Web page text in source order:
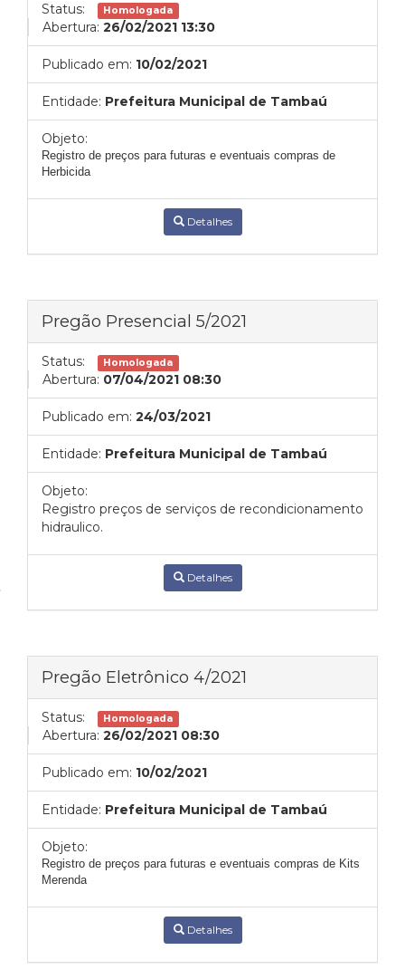
Status: Homologada
Abertura: 26/02/2021 13:30
Publicado em: 10/02/2021
Entidade: Prefeitura Municipal de Tambaú
Objeto:
Registro de preços para futuras e eventuais compras de
Herbicida
Detalhes
Pregão Presencial 5/2021
Status: Homologada
Abertura: 07/04/2021 08:30
Publicado em: 24/03/2021
Entidade: Prefeitura Municipal de Tambaú
Objeto:
Registro preços de serviços de recondicionamento
hidraulico.
Detalhes
Pregão Eletrônico 4/2021
Status: Homologada
Abertura: 26/02/2021 08:30
Publicado em: 10/02/2021
Entidade: Prefeitura Municipal de Tambaú
Objeto:
Registro de preços para futuras e eventuais compras de Kits
Merenda
Detalhes